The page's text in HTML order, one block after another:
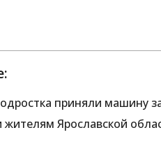
приняли машину
Ярославской